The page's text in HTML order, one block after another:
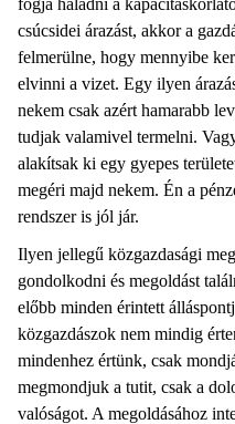
csúcsidei árazást, akkor a
felmerülne, hogy mennyibe
elvinni a vizet. Egy ilyen
nekem csak azért hamarabb
tudjak valamivel termelni.
alakítsak ki egy gyepes
megéri majd nekem. Én a
rendszer is jól jár.
Ilyen jellegű közgazdasági
gondolkodni és megoldást
előbb minden érintett
közgazdászok nem mindig
mindenhez értünk, csak
megmondjuk a tutit, csak a
valóságot. A megoldásához